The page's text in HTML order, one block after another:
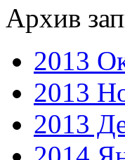
Архив
2013
2013
2013